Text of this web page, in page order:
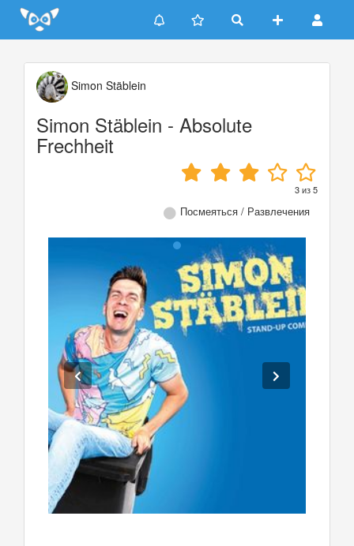
Update cookies preferences
Simon Stäblein
Simon Stäblein - Absolute
Frechheit
3из5
Посмеяться / Развлечения